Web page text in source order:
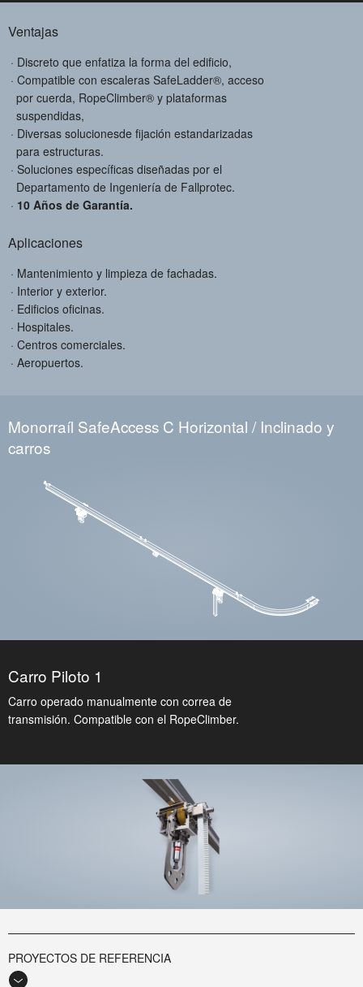
Ventajas
Discreto que enfatiza la forma del edificio,
Compatible con escaleras SafeLadder®, acceso
por cuerda, RopeClimber® y plataformas
suspendidas,
Diversas solucionesde fijación estandarizadas
para estructuras.
Soluciones específicas diseñadas por el
Departamento de Ingeniería de Fallprotec.
10 Años de Garantía.
Aplicaciones
Mantenimiento y limpieza de fachadas.
Interior y exterior.
Edificios oficinas.
Hospitales.
Centros comerciales.
Aeropuertos.
Monorraíl SafeAccess C Horizontal / Inclinado y
carros
Carro Piloto 1
Carro operado manualmente con correa de
transmisión. Compatible con el RopeClimber.
PROYECTOS DE REFERENCIA